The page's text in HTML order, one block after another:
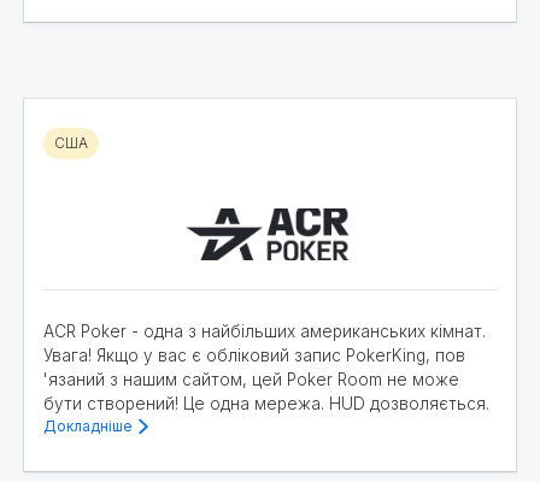
США
ACR Poker - одна з найбільших американських кімнат.
Увага! Якщо у вас є обліковий запис PokerKing, пов
'язаний з нашим сайтом, цей Poker Room не може
бути створений! Це одна мережа. HUD дозволяється.
Докладніше